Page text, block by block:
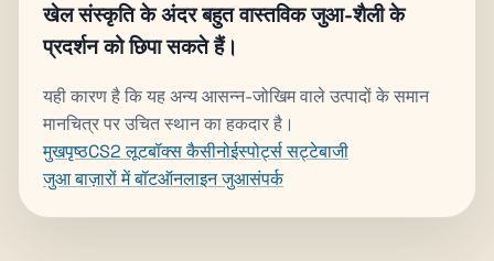
खेल संस्कृति के अंदर बहुत वास्तविक जुआ-शैली के
प्रदर्शन को छिपा सकते हैं।
यही कारण है कि यह अन्य आसन्न-जोखिम वाले उत्पादों के समान
मानचित्र पर उचित स्थान का हकदार है।
मुखपृष्ठCS2 लूटबॉक्स कैसीनोईस्पोर्ट्स सट्टेबाजी
जुआ बाज़ारों में बॉटऑनलाइन जुआसंपर्क